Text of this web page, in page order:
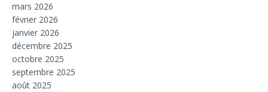
mars 2026
février 2026
janvier 2026
décembre 2025
octobre 2025
septembre 2025
août 2025